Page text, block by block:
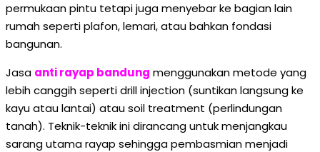
permukaan pintu tetapi juga menyebar ke bagian lain
rumah seperti plafon, lemari, atau bahkan fondasi
bangunan.
Jasa anti rayap bandung menggunakan metode yang
lebih canggih seperti drill injection (suntikan langsung ke
kayu atau lantai) atau soil treatment (perlindungan
tanah). Teknik-teknik ini dirancang untuk menjangkau
sarang utama rayap sehingga pembasmian menjadi